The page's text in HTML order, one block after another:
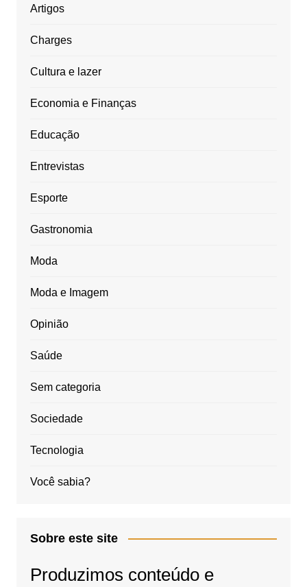
Artigos
Charges
Cultura e lazer
Economia e Finanças
Educação
Entrevistas
Esporte
Gastronomia
Moda
Moda e Imagem
Opinião
Saúde
Sem categoria
Sociedade
Tecnologia
Você sabia?
Sobre este site
Produzimos conteúdo e